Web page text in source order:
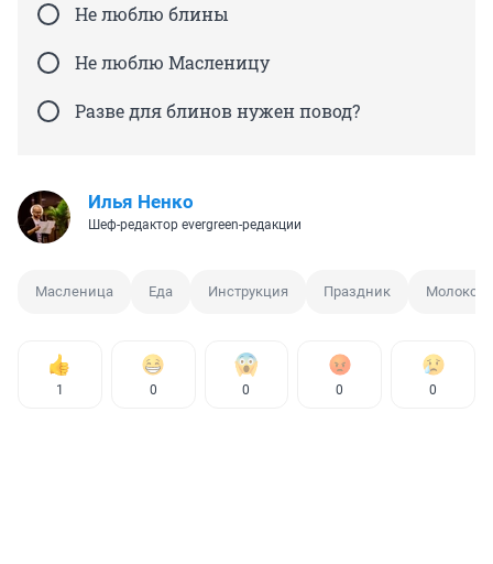
Не люблю блины
Не люблю Масленицу
Разве для блинов нужен повод?
Илья Ненко
Шеф-редактор evergreen-редакции
Масленица Еда Инструкция Праздник Молоко
1 0 0 0 0